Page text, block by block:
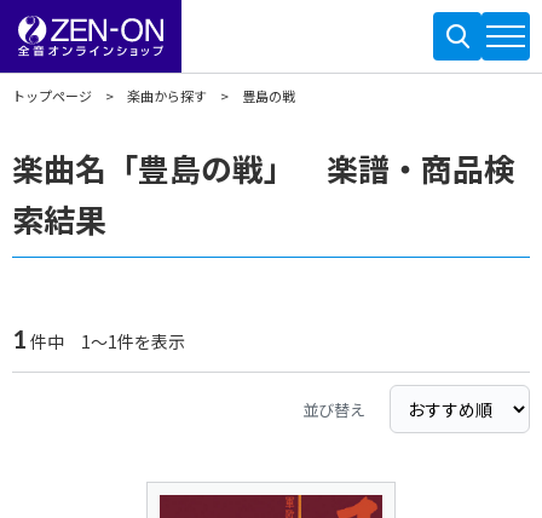
トップページ 楽曲から探す 豊島の戦
楽曲名「豊島の戦」 楽譜・商品検
索結果
1 件中 1～1件を表示
並び替え